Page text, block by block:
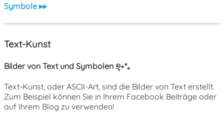
Symbole ▸▸
Text-Kunst
Bilder von Text und Symbolen ୭̥⋆*｡
Text-Kunst, oder ASCII-Art, sind die Bilder von Text erstellt.
Zum Beispiel können Sie in Ihrem Facebook Beiträge oder
auf Ihrem Blog zu verwenden!